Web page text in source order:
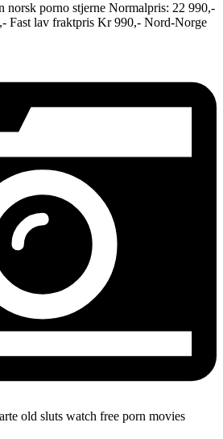
norsk porno stjerne Normalpris: 22 990,-
Fast lav fraktpris Kr 990,- Nord-Norge